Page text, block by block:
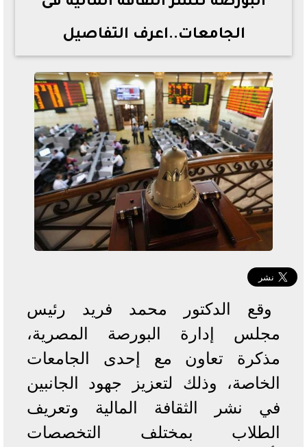
الجامعات..اعرف التفاصيل
وقع الدكتور محمد فريد رئيس
مجلس إدارة البورصة المصرية،
مذكرة تعاون مع إحدى الجامعات
الخاصة، وذلك لتعزيز جهود الجانبين
في نشر الثقافة المالية وتعريف
الطلاب بمختلف التخصصات